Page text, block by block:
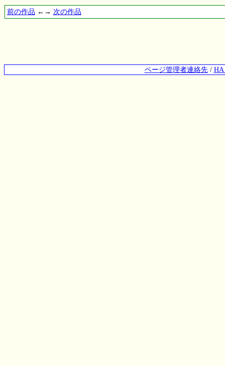
前の作品 ←→ 次の作品
ページ管理者連絡先/ HA